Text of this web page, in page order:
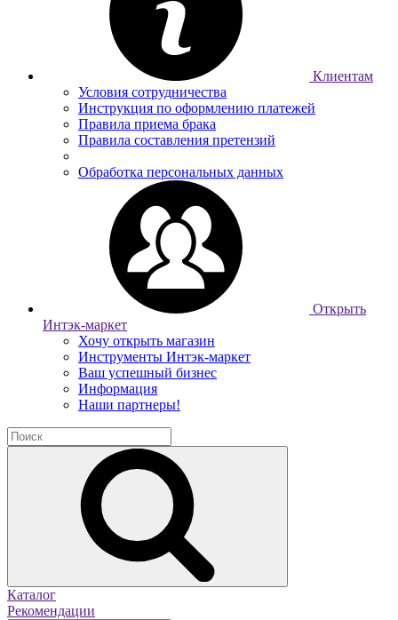
Клиентам
Условия сотрудничества
Инструкция по оформлению платежей
Правила приема брака
Правила составления претензий
Обработка персональных данных
Открыть
Интэк-маркет
Хочу открыть магазин
Инструменты Интэк-маркет
Ваш успешный бизнес
Информация
Наши партнеры!
Каталог
Рекомендации